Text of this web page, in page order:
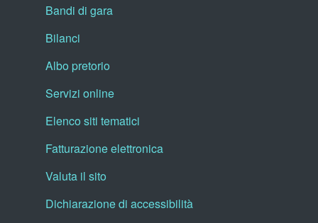
Bandi di gara
Bilanci
Albo pretorio
Servizi online
Elenco siti tematici
Fatturazione elettronica
Valuta il sito
Dichiarazione di accessibilità